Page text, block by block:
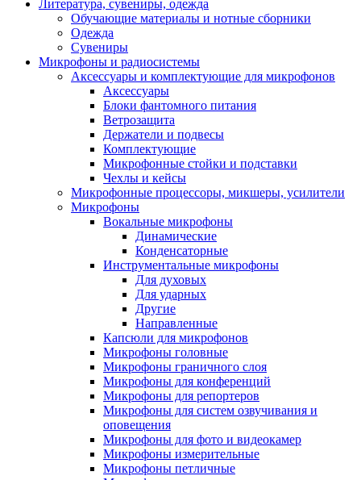
Литература, сувениры, одежда
Обучающие материалы и нотные сборники
Одежда
Сувениры
Микрофоны и радиосистемы
Аксессуары и комплектующие для микрофонов
Аксессуары
Блоки фантомного питания
Ветрозащита
Держатели и подвесы
Комплектующие
Микрофонные стойки и подставки
Чехлы и кейсы
Микрофонные процессоры, микшеры, усилители
Микрофоны
Вокальные микрофоны
Динамические
Конденсаторные
Инструментальные микрофоны
Для духовых
Для ударных
Другие
Направленные
Капсюли для микрофонов
Микрофоны головные
Микрофоны граничного слоя
Микрофоны для конференций
Микрофоны для репортеров
Микрофоны для систем озвучивания и
оповещения
Микрофоны для фото и видеокамер
Микрофоны измерительные
Микрофоны петличные